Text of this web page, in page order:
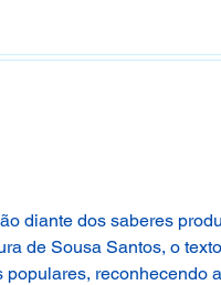
diante dos saberes
de Sousa Santos, o
reconhecendo